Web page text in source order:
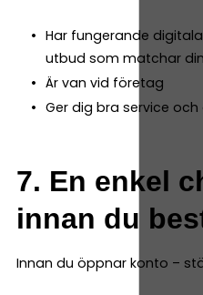
Har fungerande
utbud som matchar
Är van vid företag
Ger dig bra service
7. En enkel
innan du
Innan du öppnar konto –